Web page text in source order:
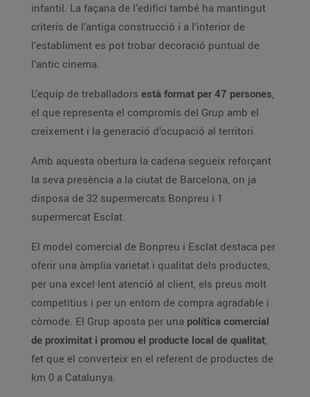
infantil. La façana de l’edifici també ha mantingut
criteris de l’antiga construcció i a l’interior de
l’establiment es pot trobar decoració puntual de
l’antic cinema.
L’equip de treballadors està format per 47 persones,
el que representa el compromís del Grup amb el
creixement i la generació d’ocupació al territori.
Amb aquesta obertura la cadena segueix reforçant
la seva presència a la ciutat de Barcelona, on ja
disposa de 32 supermercats Bonpreu i 1
supermercat Esclat.
El model comercial de Bonpreu i Esclat destaca per
oferir una àmplia varietat i qualitat dels productes,
per una excel·lent atenció al client, els preus molt
competitius i per un entorn de compra agradable i
còmode. El Grup aposta per una política comercial
de proximitat i promou el producte local de qualitat,
fet que el converteix en el referent de productes de
km 0 a Catalunya.